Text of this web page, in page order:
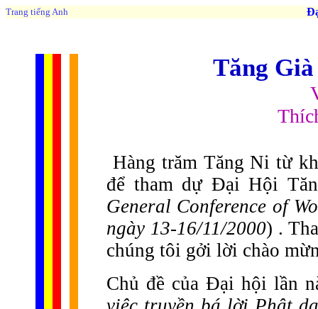
Trang tiếng Anh
Tăng
Hàng trăm Tăng Ni từ
để tham dự Đại Hội
General Conference of
ngày 13-16/11/2000) .
chúng tôi gởi lời chào
Chủ đề của Đại hội lần